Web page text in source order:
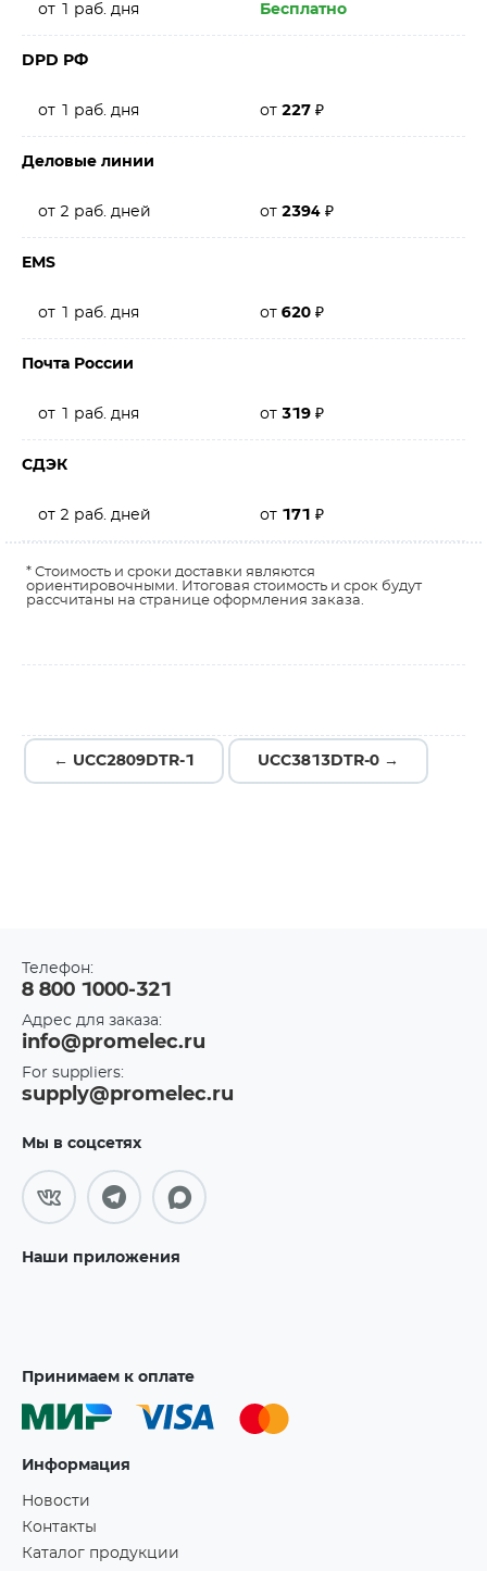
от 1 раб. дня Бесплатно
DPD РФ
от 1 раб. дня от 227 ₽
Деловые линии
от 2 раб. дней от 2394 ₽
EMS
от 1 раб. дня от 620 ₽
Почта России
от 1 раб. дня от 319 ₽
СДЭК
от 2 раб. дней от 171 ₽
* Стоимость и сроки доставки являются
ориентировочными. Итоговая стоимость и срок будут
рассчитаны на странице оформления заказа.
← UCC2809DTR-1 UCC3813DTR-0 →
Телефон:
8 800 1000-321
Адрес для заказа:
info@promelec.ru
For suppliers:
supply@promelec.ru
Мы в соцсетях
Наши приложения
Принимаем к оплате
Информация
Новости
Контакты
Каталог продукции